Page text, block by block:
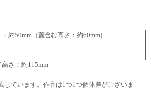
約50mm（蓋含む高さ：約60mm）
さ：約115mm
しています。作品は1つ1つ個体差がございま